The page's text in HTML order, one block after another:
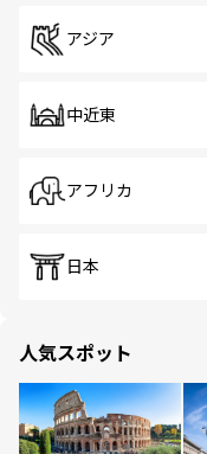
アジア
中近東
アフリカ
日本
人気スポット